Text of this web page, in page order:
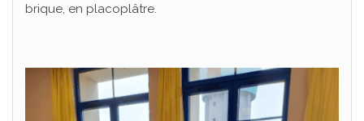
brique, en placoplâtre.